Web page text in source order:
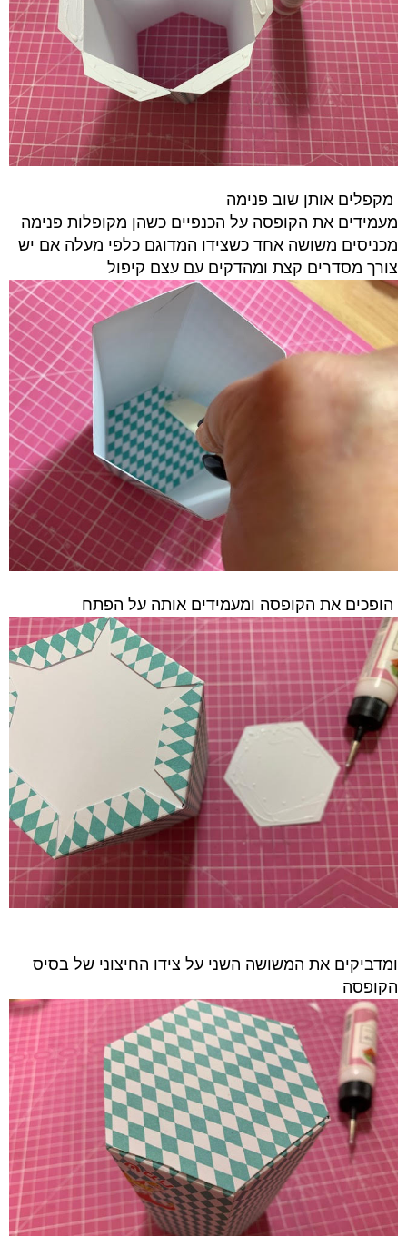
מקפלים אותן שוב פנימה
מעמידים את הקופסה על הכנפיים כשהן מקופלות פנימה
מכניסים משושה אחד כשצידו המדוגם כלפי מעלה אם יש
צורך מסדרים קצת ומהדקים עם עצם קיפול
הופכים את הקופסה ומעמידים אותה על הפתח
ומדביקים את המשושה השני על צידו החיצוני של בסיס
הקופסה